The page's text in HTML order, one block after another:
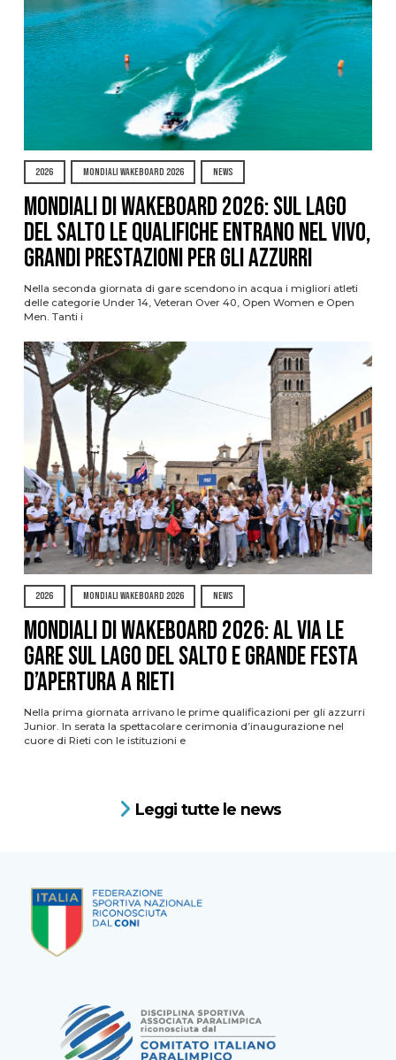
2026 MONDIALI WAKEBOARD 2026 NEWS
Mondiali di Wakeboard 2026: sul Lago
del Salto le qualifiche entrano nel vivo,
grandi prestazioni per gli azzurri
Nella seconda giornata di gare scendono in acqua i migliori atleti
delle categorie Under 14, Veteran Over 40, Open Women e Open
Men. Tanti i
2026 MONDIALI WAKEBOARD 2026 NEWS
Mondiali di Wakeboard 2026: al via le
gare sul Lago del Salto e grande festa
d’apertura a Rieti
Nella prima giornata arrivano le prime qualificazioni per gli azzurri
Junior. In serata la spettacolare cerimonia d’inaugurazione nel
cuore di Rieti con le istituzioni e
Leggi tutte le news